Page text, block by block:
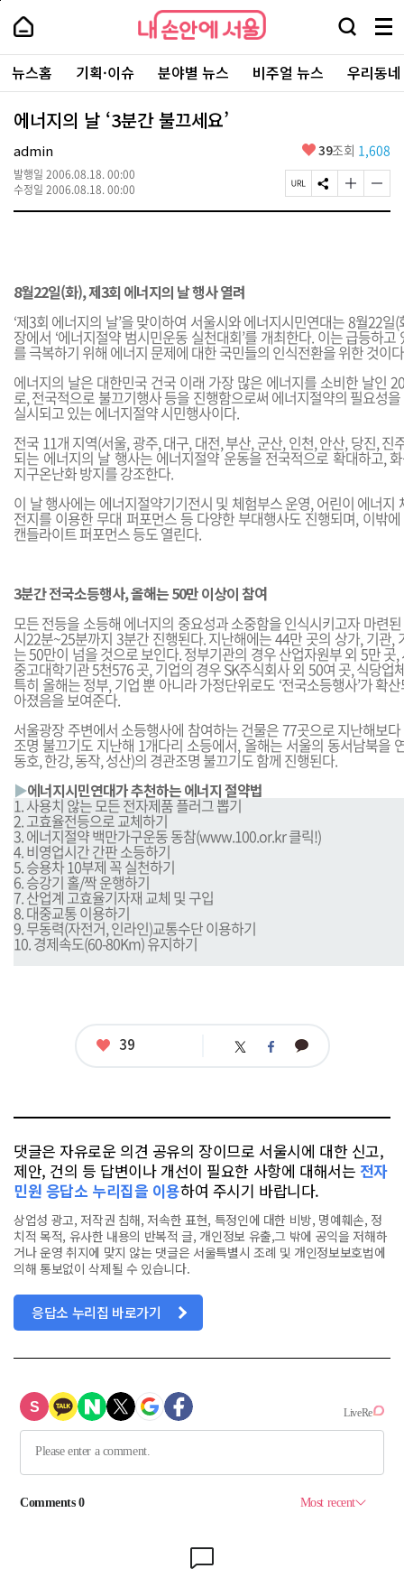
본
로
가
내
손
안
에
서
울
-
서
울
시
대
표
소
내
손
에
울
검
창
열
기
메
뉴
전
체
보
주
요
서
뉴스홈 기획·이슈 분야별 뉴스 비주얼 뉴스 우리동
에너지의 날 ‘3분간 불끄세요’
admin
발행일 2006.08.18. 00:00
수정일 2006.08.18. 00:00
좋
요
39조회 1,608
페
이
S
N
글
자
하
기
글
자
하
기
8월22일(화), 제3회 에너지의 날 행사 열려
‘제3회 에너지의 날’을 맞이하여 서울시와 에너지시민연대는 8월22일
장에서 ‘에너지절약 범시민운동 실천대회’를 개최한다. 이는 급등하
를 극복하기 위해 에너지 문제에 대한 국민들의 인식전환을 위한 것이
에너지의 날은 대한민국 건국 이래 가장 많은 에너지를 소비한 날인
로, 전국적으로 불끄기행사 등을 진행함으로써 에너지절약의 필요성
실시되고 있는 에너지절약 시민행사이다.
전국 11개 지역(서울, 광주, 대구, 대전, 부산, 군산, 인천, 안산, 당진, 진
되는 에너지의 날 행사는 에너지절약 운동을 전국적으로 확대하고,
지구온난화 방지를 강조한다.
이 날 행사에는 에너지절약기기전시 및 체험부스 운영, 어린이 에너지
전지를 이용한 무대 퍼포먼스 등 다양한 부대행사도 진행되며, 이밖
캔들라이트 퍼포먼스 등도 열린다.
3분간 전국소등행사, 올해는 50만 이상이 참여
모든 전등을 소등해 에너지의 중요성과 소중함을 인식시키고자 마련된
시22분~25분까지 3분간 진행된다. 지난해에는 44만 곳의 상가, 기관,
는 50만이 넘을 것으로 보인다. 정부기관의 경우 산업자원부 외 5만 곳
중고대학기관 5천576 곳, 기업의 경우 SK주식회사 외 50여 곳, 식당업
특히 올해는 정부, 기업 뿐 아니라 가정단위로도 ‘전국소등행사’가 확
아졌음을 보여준다.
서울광장 주변에서 소등행사에 참여하는 건물은 77곳으로 지난해보
조명 불끄기도 지난해 1개다리 소등에서, 올해는 서울의 동서남북을
동호, 한강, 동작, 성산)의 경관조명 불끄기도 함께 진행된다.
▶에너지시민연대가 추천하는 에너지 절약법
1. 사용치 않는 모든 전자제품 플러그 뽑기
2. 고효율전등으로 교체하기
3. 에너지절약 백만가구운동 동참(www.100.or.kr클릭!)
4. 비영업시간 간판 소등하기
5. 승용차 10부제 꼭 실천하기
6. 승강기 홀/짝 운행하기
7. 산업계 고효율기자재 교체 및 구입
8. 대중교통 이용하기
9. 무동력(자전거, 인라인)교통수단 이용하기
10. 경제속도(60-80Km) 유지하기
좋
39 트 페 카
댓글은 자유로운 의견 공유의 장이므로 서울시에 대한 신고,
제안, 건의 등 답변이나 개선이 필요한 사항에 대해서는 전자
민원 응답소 누리집을 이용하여 주시기 바랍니다.
상업성 광고, 저작권 침해, 저속한 표현, 특정인에 대한 비방, 명예훼손, 정
치적 목적, 유사한 내용의 반복적 글, 개인정보 유출,그 밖에 공익을 저해하
거나 운영 취지에 맞지 않는 댓글은 서울특별시 조례 및 개인정보보호법에
의해 통보없이 삭제될 수 있습니다.
응답소 누리집 바로가기
페
상
단
로